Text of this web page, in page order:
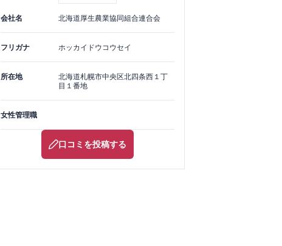
会社名 北海道厚生農業協同組合連合会
フリガナ ホッカイドウコウセイ
所在地 北海道札幌市中央区北四条西１丁
目１番地
女性管理職
口コミを投稿する